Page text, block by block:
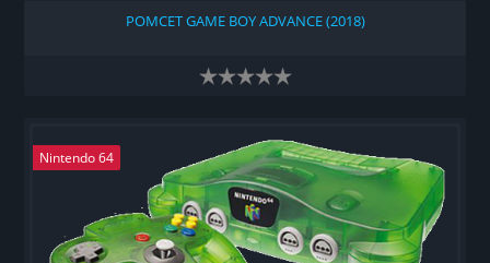
РОМСЕТ GAME BOY ADVANCE (2018)
Nintendo 64